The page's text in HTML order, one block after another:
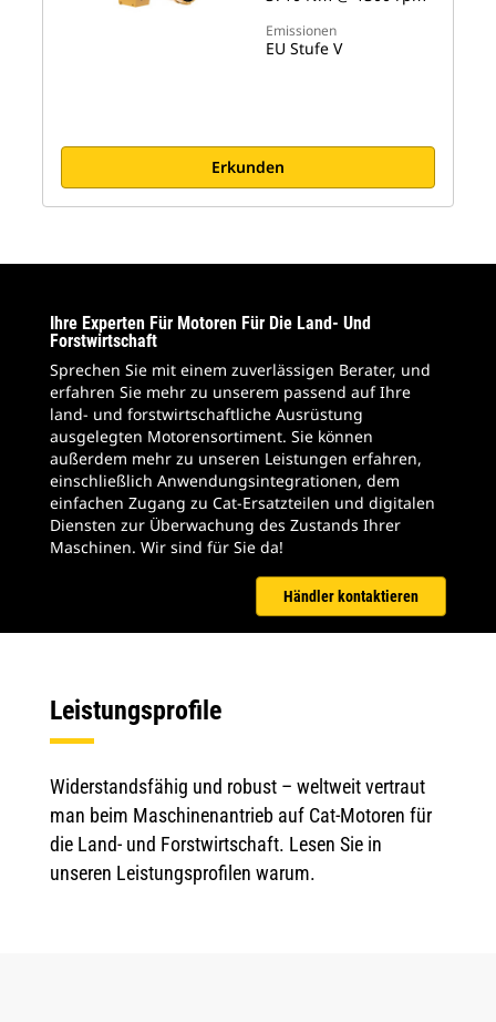
Emissionen
EU Stufe V
Erkunden
Ihre Experten Für Motoren Für Die Land- Und
Forstwirtschaft
Sprechen Sie mit einem zuverlässigen Berater, und
erfahren Sie mehr zu unserem passend auf Ihre
land- und forstwirtschaftliche Ausrüstung
ausgelegten Motorensortiment. Sie können
außerdem mehr zu unseren Leistungen erfahren,
einschließlich Anwendungsintegrationen, dem
einfachen Zugang zu Cat-Ersatzteilen und digitalen
Diensten zur Überwachung des Zustands Ihrer
Maschinen. Wir sind für Sie da!
Händler kontaktieren
Leistungsprofile
Widerstandsfähig und robust – weltweit vertraut
man beim Maschinenantrieb auf Cat-Motoren für
die Land- und Forstwirtschaft. Lesen Sie in
unseren Leistungsprofilen warum.